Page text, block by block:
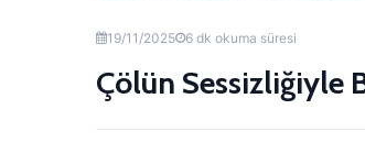
19/11/2025 6 dk okuma süresi
Çölün Sessizliğiyle